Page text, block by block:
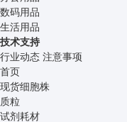
数码用品
生活用品
技术支持
行业动态 注意事项
首页
现货细胞株
质粒
试剂耗材